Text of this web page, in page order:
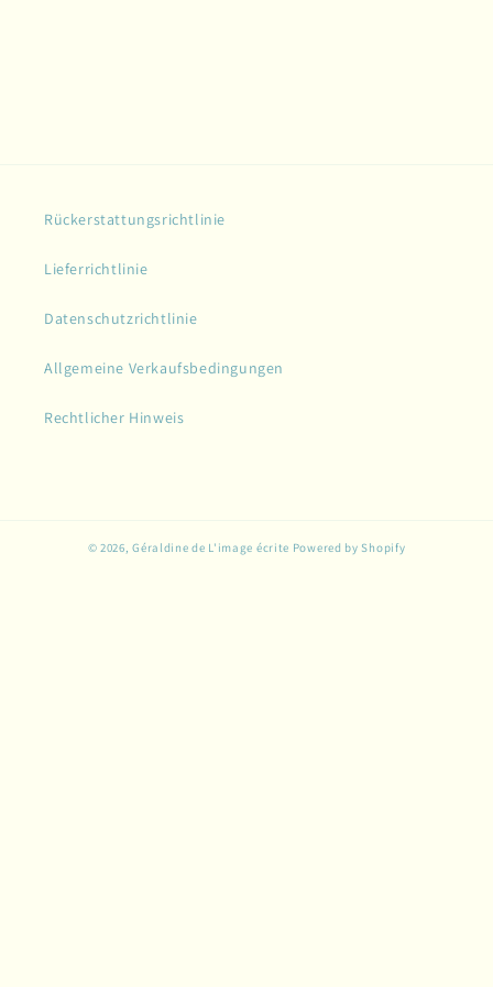
Rückerstattungsrichtlinie
Lieferrichtlinie
Datenschutzrichtlinie
Allgemeine Verkaufsbedingungen
Rechtlicher Hinweis
© 2026,Géraldine de L'image écrite Powered by Shopify